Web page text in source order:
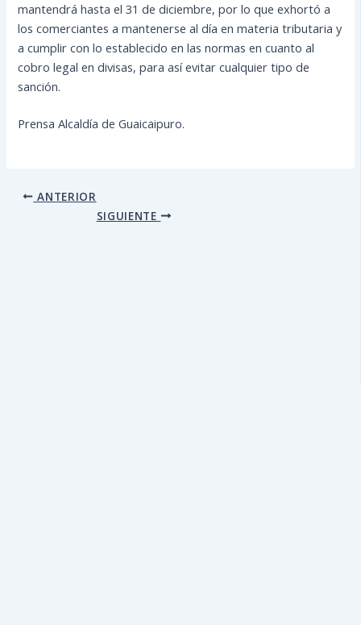
mantendrá hasta el 31 de diciembre, por lo que exhortó a
los comerciantes a mantenerse al día en materia tributaria y
a cumplir con lo establecido en las normas en cuanto al
cobro legal en divisas, para así evitar cualquier tipo de
sanción.
Prensa Alcaldía de Guaicaipuro.
ANTERIOR
SIGUIENTE